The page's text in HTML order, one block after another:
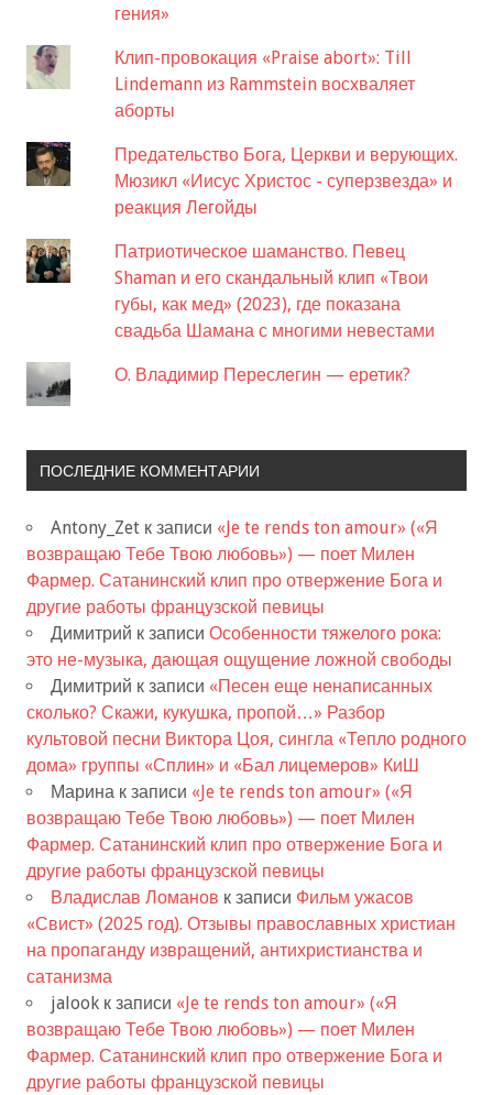
гения»
Клип-провокация «Praise abort»: Till
Lindemann из Rammstein восхваляет
аборты
Предательство Бога, Церкви и верующих.
Мюзикл «Иисус Христос - суперзвезда» и
реакция Легойды
Патриотическое шаманство. Певец
Shaman и его скандальный клип «Твои
губы, как мед» (2023), где показана
свадьба Шамана с многими невестами
О. Владимир Переслегин — еретик?
ПОСЛЕДНИЕ КОММЕНТАРИИ
Antony_Zet к записи «Je te rends ton amour» («Я
возвращаю Тебе Твою любовь») — поет Милен
Фармер. Сатанинский клип про отвержение Бога и
другие работы французской певицы
Димитрий к записи Особенности тяжелого рока:
это не-музыка, дающая ощущение ложной свободы
Димитрий к записи «Песен еще ненаписанных
сколько? Скажи, кукушка, пропой…» Разбор
культовой песни Виктора Цоя, сингла «Тепло родного
дома» группы «Сплин» и «Бал лицемеров» КиШ
Марина к записи «Je te rends ton amour» («Я
возвращаю Тебе Твою любовь») — поет Милен
Фармер. Сатанинский клип про отвержение Бога и
другие работы французской певицы
Владислав Ломанов к записи Фильм ужасов
«Свист» (2025 год). Отзывы православных христиан
на пропаганду извращений, антихристианства и
сатанизма
jalook к записи «Je te rends ton amour» («Я
возвращаю Тебе Твою любовь») — поет Милен
Фармер. Сатанинский клип про отвержение Бога и
другие работы французской певицы